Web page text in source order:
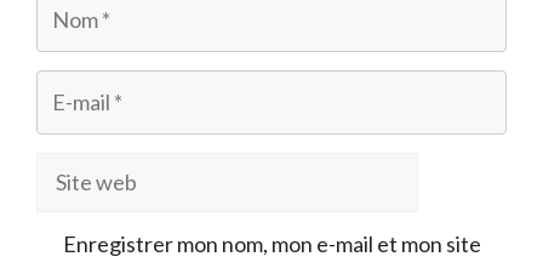
Nom
E-
mail
Site
Enregistrer mon nom, mon e-mail et mon site